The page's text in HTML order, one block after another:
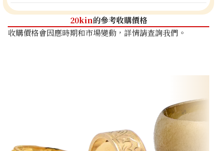
20kin的參考收購價格
收購價格會因應時期和市場變動，詳情請查詢我們。